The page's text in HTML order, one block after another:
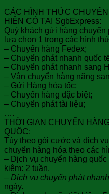
CÁC HÌNH THỨC
HIỆN CÓ TẠI SgbExpress:
Quý khách gửi hàng chuyển
lựa chọn 1 trong các hình
– Chuyển hàng Fedex;
– Chuyển phát nhanh quốc
– Chuyển phát nhanh sang
– Vận chuyển hàng nặng
– Gửi Hàng hỏa tốc;
– Chuyển hàng đặc biệt;
– Chuyển phát tài liệu;
….
THỜI GIAN CHUYỂN
QUỐC:
Tùy theo gói cước và dịch
chuyển hàng hóa theo các
– Dịch vụ chuyển hàng
kiệm: 2 tuần.
– Dịch vụ chuyển phát
ngày.